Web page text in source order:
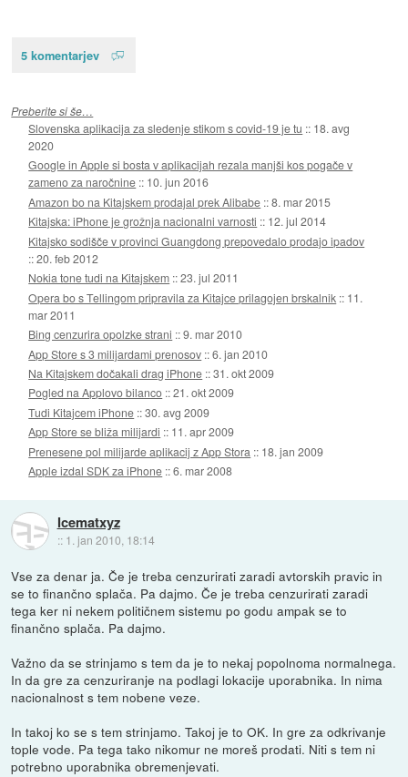
5 komentarjev
Preberite si še…
Slovenska aplikacija za sledenje stikom s covid-19 je tu :: 18. avg
2020
Google in Apple si bosta v aplikacijah rezala manjši kos pogače v
zameno za naročnine :: 10. jun 2016
Amazon bo na Kitajskem prodajal prek Alibabe ::8. mar 2015
Kitajska: iPhone je grožnja nacionalni varnosti :: 12. jul 2014
Kitajsko sodišče v provinci Guangdong prepovedalo prodajo ipadov
::20. feb 2012
Nokia tone tudi na Kitajskem ::23. jul 2011
Opera bo s Tellingom pripravila za Kitajce prilagojen brskalnik :: 11.
mar 2011
Bing cenzurira opolzke strani ::9. mar 2010
App Store s 3 milijardami prenosov ::6. jan 2010
Na Kitajskem dočakali drag iPhone ::31. okt 2009
Pogled na Applovo bilanco ::21. okt 2009
Tudi Kitajcem iPhone ::30. avg 2009
App Store se bliža milijardi :: 11. apr 2009
Prenesene pol milijarde aplikacij z App Stora :: 18. jan 2009
Apple izdal SDK za iPhone ::6. mar 2008
Icematxyz
:: 1. jan 2010, 18:14
Vse za denar ja. Če je treba cenzurirati zaradi avtorskih pravic in
se to finančno splača. Pa dajmo. Če je treba cenzurirati zaradi
tega ker ni nekem političnem sistemu po godu ampak se to
finančno splača. Pa dajmo.
Važno da se strinjamo s tem da je to nekaj popolnoma normalnega.
In da gre za cenzuriranje na podlagi lokacije uporabnika. In nima
nacionalnost s tem nobene veze.
In takoj ko se s tem strinjamo. Takoj je to OK. In gre za odkrivanje
tople vode. Pa tega tako nikomur ne moreš prodati. Niti s tem ni
potrebno uporabnika obremenjevati.